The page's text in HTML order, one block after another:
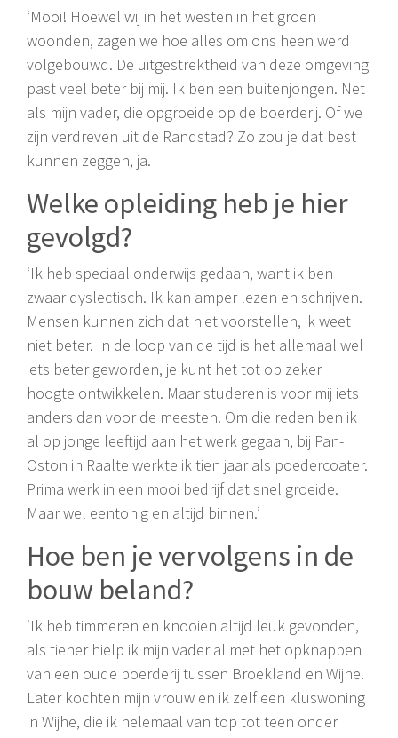
‘Mooi! Hoewel wij in het westen in het groen
woonden, zagen we hoe alles om ons heen werd
volgebouwd. De uitgestrektheid van deze omgeving
past veel beter bij mij. Ik ben een buitenjongen. Net
als mijn vader, die opgroeide op de boerderij. Of we
zijn verdreven uit de Randstad? Zo zou je dat best
kunnen zeggen, ja.
Welke opleiding heb je hier
gevolgd?
‘Ik heb speciaal onderwijs gedaan, want ik ben
zwaar dyslectisch. Ik kan amper lezen en schrijven.
Mensen kunnen zich dat niet voorstellen, ik weet
niet beter. In de loop van de tijd is het allemaal wel
iets beter geworden, je kunt het tot op zeker
hoogte ontwikkelen. Maar studeren is voor mij iets
anders dan voor de meesten. Om die reden ben ik
al op jonge leeftijd aan het werk gegaan, bij Pan-
Oston in Raalte werkte ik tien jaar als poedercoater.
Prima werk in een mooi bedrijf dat snel groeide.
Maar wel eentonig en altijd binnen.’
Hoe ben je vervolgens in de
bouw beland?
‘Ik heb timmeren en knooien altijd leuk gevonden,
als tiener hielp ik mijn vader al met het opknappen
van een oude boerderij tussen Broekland en Wijhe.
Later kochten mijn vrouw en ik zelf een kluswoning
in Wijhe, die ik helemaal van top tot teen onder